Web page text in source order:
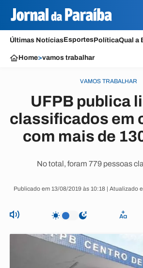
Últimas NotíciasEsportesPolíticaQual a
Home>vamos trabalhar
VAMOS TRABALHAR
UFPB publica
classificados em
com mais de
No total, foram 779 pessoas
Publicado em 13/08/2019 às 10:18 | Atualizado